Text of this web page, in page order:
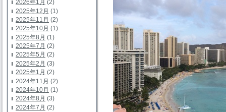
2026年1月 (2)
2025年12月 (1)
2025年11月 (2)
2025年10月 (1)
2025年8月 (1)
2025年7月 (2)
2025年5月 (2)
2025年2月 (3)
2025年1月 (2)
2024年11月 (2)
2024年10月 (1)
2024年8月 (3)
2024年7月 (2)